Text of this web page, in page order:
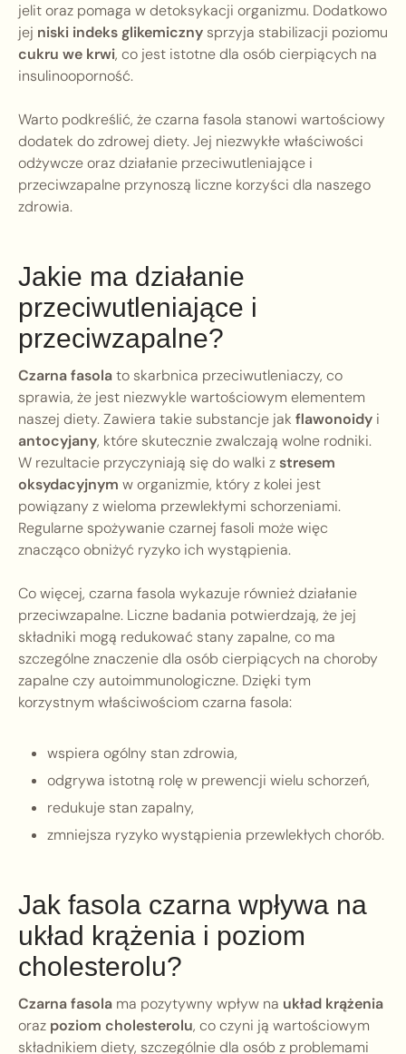
jelit oraz pomaga w detoksykacji organizmu. Dodatkowo
jej niski indeks glikemiczny sprzyja stabilizacji poziomu
cukru we krwi, co jest istotne dla osób cierpiących na
insulinooporność.
Warto podkreślić, że czarna fasola stanowi wartościowy
dodatek do zdrowej diety. Jej niezwykłe właściwości
odżywcze oraz działanie przeciwutleniające i
przeciwzapalne przynoszą liczne korzyści dla naszego
zdrowia.
Jakie ma działanie
przeciwutleniające i
przeciwzapalne?
Czarna fasolato skarbnica przeciwutleniaczy, co
sprawia, że jest niezwykle wartościowym elementem
naszej diety. Zawiera takie substancje jak flawonoidy i
antocyjany, które skutecznie zwalczają wolne rodniki.
W rezultacie przyczyniają się do walki zstresem
oksydacyjnym w organizmie, który z kolei jest
powiązany z wieloma przewlekłymi schorzeniami.
Regularne spożywanie czarnej fasoli może więc
znacząco obniżyć ryzyko ich wystąpienia.
Co więcej, czarna fasola wykazuje również działanie
przeciwzapalne. Liczne badania potwierdzają, że jej
składniki mogą redukować stany zapalne, co ma
szczególne znaczenie dla osób cierpiących na choroby
zapalne czy autoimmunologiczne. Dzięki tym
korzystnym właściwościom czarna fasola:
wspiera ogólny stan zdrowia,
odgrywa istotną rolę w prewencji wielu schorzeń,
redukuje stan zapalny,
zmniejsza ryzyko wystąpienia przewlekłych chorób.
Jak fasola czarna wpływa na
układ krążenia i poziom
cholesterolu?
Czarna fasola ma pozytywny wpływ na układ krążenia
oraz poziom cholesterolu, co czyni ją wartościowym
składnikiem diety, szczególnie dla osób z problemami